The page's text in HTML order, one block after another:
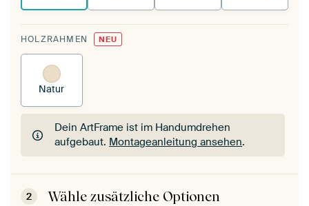
HOLZRAHMEN NEU
Natur
Dein ArtFrame ist im Handumdrehen
aufgebaut. Montageanleitung ansehen.
Dein ArtFrame ist im Handumdrehen
aufgebaut.Montageanleitung ansehen
2 Wähle zusätzliche Optionen